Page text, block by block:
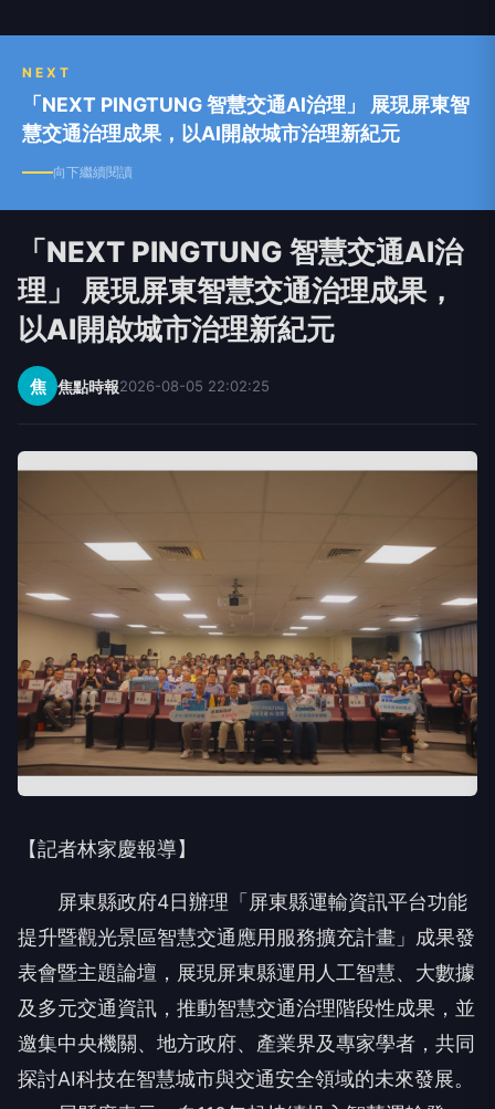
NEXT
「NEXT PINGTUNG 智慧交通AI治理」 展現屏東智
慧交通治理成果，以AI開啟城市治理新紀元
向下繼續閱讀
「NEXT PINGTUNG 智慧交通AI治
理」 展現屏東智慧交通治理成果，
以AI開啟城市治理新紀元
焦 焦點時報2026-08-05 22:02:25
【記者林家慶報導】
屏東縣政府4日辦理「屏東縣運輸資訊平台功能
提升暨觀光景區智慧交通應用服務擴充計畫」成果發
表會暨主題論壇，展現屏東縣運用人工智慧、大數據
及多元交通資訊，推動智慧交通治理階段性成果，並
邀集中央機關、地方政府、產業界及專家學者，共同
探討AI科技在智慧城市與交通安全領域的未來發展。